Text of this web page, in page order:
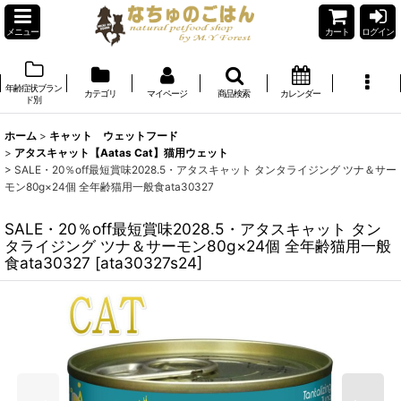
メニュー カート ログイン
年齢症状ブラン
ド別
カテゴリ マイページ 商品検索 カレンダー
ホーム > キャット ウェットフード
> アタスキャット【Aatas Cat】猫用ウェット
> SALE・20％off最短賞味2028.5・アタスキャット タンタライジング ツナ＆サー
モン80g×24個 全年齢猫用一般食ata30327
SALE・20％off最短賞味2028.5・アタスキャット タン
タライジング ツナ＆サーモン80g×24個 全年齢猫用一般
食ata30327 [ata30327s24]